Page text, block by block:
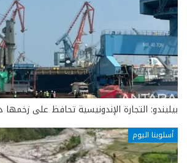
بيليندو: التجارة الإندونيسية تحافظ على
أسلوبنا اليوم